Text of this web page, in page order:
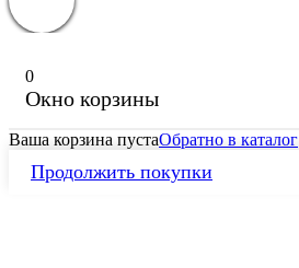
0
Окно корзины
Ваша корзина пустаОбратно в каталог
Продолжить покупки